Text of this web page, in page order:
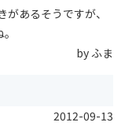
があるそうですが、
by ふま
2012-09-13